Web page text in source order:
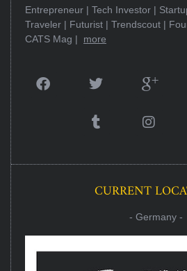
Entrepreneur | Tech Investor |
Traveler | Futurist | Trendscout |
CATS Mag | more
CURRENT
- Germany -